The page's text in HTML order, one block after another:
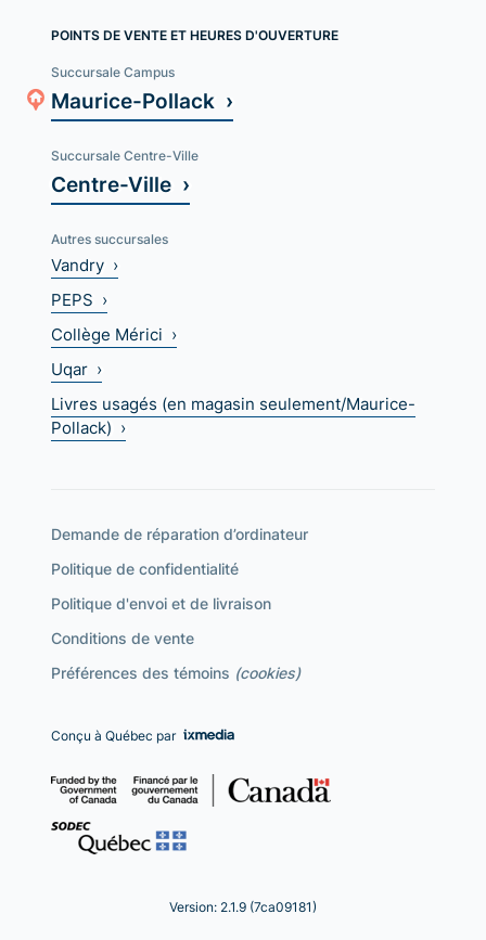
POINTS DE VENTE ET HEURES D'OUVERTURE
Succursale Campus
Maurice-Pollack ›
Succursale Centre-Ville
Centre-Ville ›
Autres succursales
Vandry ›
PEPS ›
Collège Mérici ›
Uqar ›
Livres usagés (en magasin seulement/Maurice-
Pollack) ›
Demande de réparation d’ordinateur
Politique de confidentialité
Politique d'envoi et de livraison
Conditions de vente
Préférences des témoins (cookies)
Conçu à Québec par
Version: 2.1.9 (7ca09181)